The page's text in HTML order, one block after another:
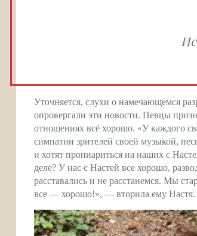
Уточняется, слухи о намечающемся
опровергали эти новости. Певцы
отношениях всё хорошо. «У каждого
симпатии зрителей своей музыкой,
и хотят пропиариться на наших с
деле? У нас с Настей все хорошо,
расставались и не расстанемся. Мы
все — хорошо!», — вторила ему Настя.